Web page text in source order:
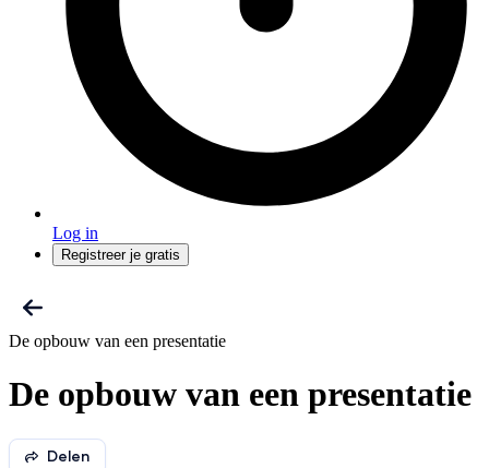
Log in
Registreer je gratis
De opbouw van een presentatie
De opbouw van een presentatie
Delen